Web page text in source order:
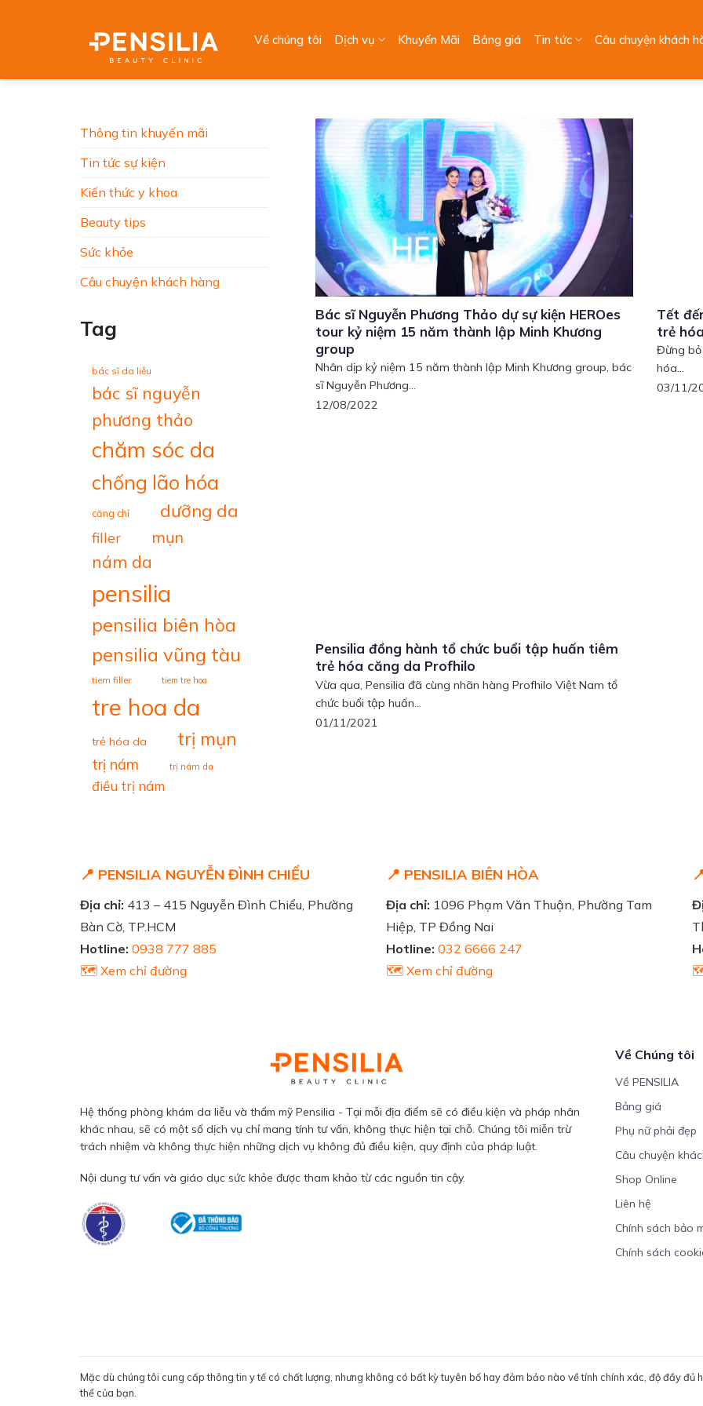
Về chúng tôi Dịch vụ Khuyến Mãi Bảng giá Tin tức Câu chuyện khách
Thông tin khuyến mãi
Tin tức sự kiện
Kiến thức y khoa
Beauty tips
Sức khỏe
Câu chuyện khách hàng
Tag
bác sĩ da liễu
bác sĩ nguyễn
phương thảo
chăm sóc da
chống lão hóa
căng chỉ dưỡng da
filler mụn
nám da
pensilia
pensilia biên hòa
pensilia vũng tàu
tiem filler tiem tre hoa
tre hoa da
trẻ hóa da trị mụn
trị nám trị nám da
điều trị nám
Bác sĩ Nguyễn Phương Thảo dự sự kiện HEROes
tour kỷ niệm 15 năm thành lập Minh Khương
group
Nhân dịp kỷ niệm 15 năm thành lập Minh Khương group, bác
sĩ Nguyễn Phương...
12/08/2022
Tết
trẻ
Đừng bỏ
hóa...
03/11/
Pensilia đồng hành tổ chức buổi tập huấn tiêm
trẻ hóa căng da Profhilo
Vừa qua, Pensilia đã cùng nhãn hàng Profhilo Việt Nam tổ
chức buổi tập huấn...
01/11/2021
📍 PENSILIA NGUYỄN ĐÌNH CHIỂU
Địa chỉ: 413 – 415 Nguyễn Đình Chiểu, Phường
Bàn Cờ, TP.HCM
Hotline: 0938 777 885
🗺️ Xem chỉ đường
📍 PENSILIA BIÊN HÒA
Địa chỉ: 1096 Phạm Văn Thuận, Phường Tam
Hiệp, TP Đồng Nai
Hotline: 032 6666 247
🗺️ Xem chỉ đường
Hệ thống phòng khám da liễu và thẩm mỹ Pensilia - Tại mỗi địa điểm sẽ có điều kiện và pháp nhân
khác nhau, sẽ có một số dịch vụ chỉ mang tính tư vấn, không thực hiện tại chỗ. Chúng tôi miễn trừ
trách nhiệm và không thực hiện những dịch vụ không đủ điều kiện, quy định của pháp luật.
Nội dung tư vấn và giáo dục sức khỏe được tham khảo từ các nguồn tin cậy.
Về Chúng tôi
Về PENSILIA
Bảng giá
Phụ nữ phải đẹp
Câu chuyện
Shop Online
Liên hệ
Chính sách bảo
Chính sách
Mặc dù chúng tôi cung cấp thông tin y tế có chất lượng, nhưng không có bất kỳ tuyên bố hay đảm bảo nào về tính chính xác, độ đầy đủ
thể của bạn.